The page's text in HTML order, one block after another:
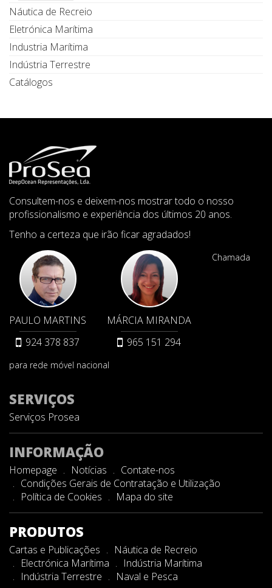
Náutica de Recreio
Eletrónica Marítima
Industria Marítima
Indústria Terrestre
Catálogos
Consultem-nos e deixem-nos mostrar todo o nosso
profissionalismo e experiência dos últimos 20 anos.
Tenho a certeza que irão ficar agradados!
PAULO MARTINS
924 378 837
MÁRCIA MIRANDA
965 151 294
Chamada
para rede móvel nacional
SERVIÇOS
Serviços Prosea
INFORMAÇÃO
Homepage Notícias
Contate-nos
Condições Gerais de Contratação e Utilização
Política de Cookies
Mapa do site
PRODUTOS
Cartas e Publicações
Náutica de Recreio
Electrónica Marítima
Indústria Marítima
Indústria Terrestre
Naval e Pesca